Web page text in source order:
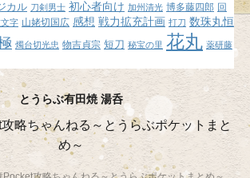
カル 刀剣男士 初心者向け 加州清光 博多藤四郎 回
字 山姥切国広 感想 戦力拡充計画 打刀 数珠丸恒
燭台切光忠 物吉貞宗 短刀 秘宝の里 花丸 薬研藤
とうらぶ有田焼 湯呑
略ちゃんねる～とうらぶポケットまと
め～